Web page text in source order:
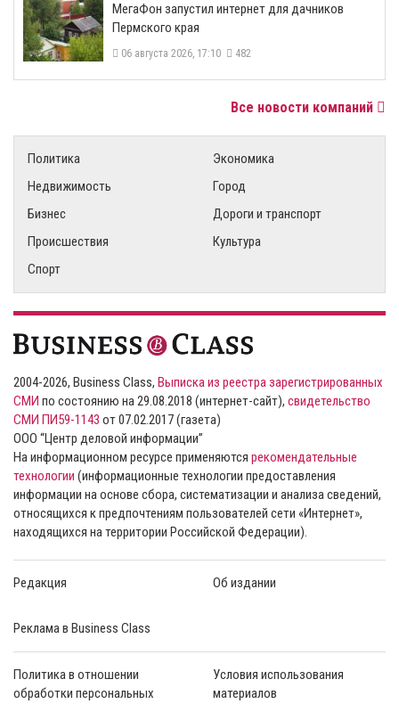
МегаФон запустил интернет для дачников
Пермского края
06 августа 2026, 17:10 482
Все новости компаний
Политика
Экономика
Недвижимость
Город
Бизнес
Дороги и транспорт
Происшествия
Культура
Спорт
2004-2026, Business Class, Выписка из реестра зарегистрированных
СМИ по состоянию на 29.08.2018 (интернет-сайт), свидетельство
СМИ ПИ59-1143 от 07.02.2017 (газета)
ООО “Центр деловой информации”
На информационном ресурсе применяются рекомендательные
технологии (информационные технологии предоставления
информации на основе сбора, систематизации и анализа сведений,
относящихся к предпочтениям пользователей сети «Интернет»,
находящихся на территории Российской Федерации).
Редакция Об издании
Реклама в Business Class
Политика в отношении
обработки персональных
Условия использования
материалов